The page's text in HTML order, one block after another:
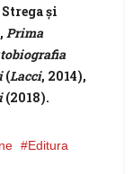
și
Prima
(Lacci, 2014),
(2018).
Editura